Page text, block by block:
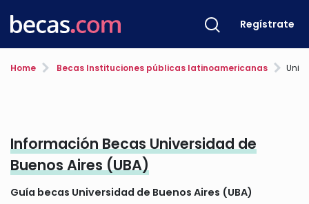
Regístrate
Home Becas Instituciones públicas latinoamericanas
Información Becas Universidad de
Buenos Aires (UBA)
Guía becas Universidad de Buenos Aires (UBA)